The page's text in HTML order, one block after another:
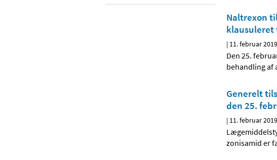
Naltrexon
klausuleret
| 11. februar 2019
Den 25.
behandling af
Generelt
den 25.
| 11. februar 2019
zonisamid er